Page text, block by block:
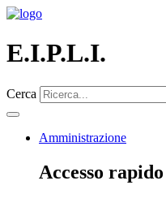
E.I.P.L.I.
Cerca
Amministrazione
Accesso rapido